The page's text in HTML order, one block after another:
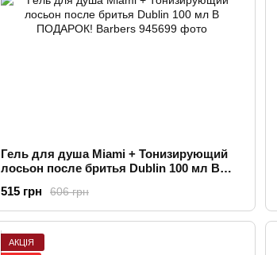
Гель для душа Miami + Тонизирующий
лосьон после бритья Dublin 100 мл В
606 грн
515 грн
АКЦІЯ